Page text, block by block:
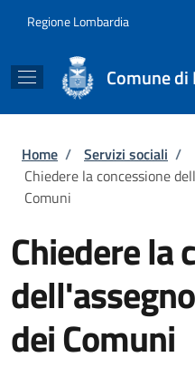
Regione Lombardia
Comune
Briciole di pane
Home / Servizi sociali /
Chiedere la concessione
Comuni
Chiedere la
dei Comuni